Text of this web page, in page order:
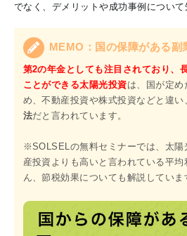
でなく、デメリットや成功事例について
MEMO：国の保障がある副
第2の年金としても注目されており、
ことができる太陽光投資は、国が定め
め、不動産投資や株式投資などと違い
法だと言われています。
※SOLSELの無料セミナーでは、太陽
産投資よりも高いと言われている平
ん、節税効果についても解説していま